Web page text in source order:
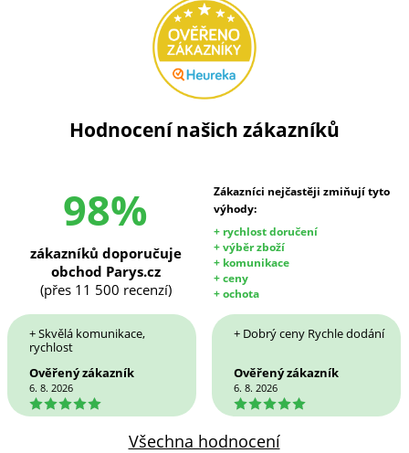
Hodnocení našich zákazníků
98%
Zákazníci nejčastěji zmiňují tyto
výhody:
+ rychlost doručení
+ výběr zboží
+ komunikace
+ ceny
+ ochota
zákazníků doporučuje
obchod Parys.cz
(přes 11 500 recenzí)
+ Skvělá komunikace,
rychlost
Ověřený zákazník
6. 8. 2026
5
+ Dobrý ceny Rychle dodání
Ověřený zákazník
6. 8. 2026
5
Všechna hodnocení